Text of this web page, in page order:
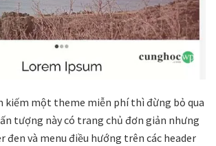
kiếm một theme miễn phí thì đừng bỏ qua
tượng này có trang chủ đơn giản nhưng
đen và menu điều hướng trên các header